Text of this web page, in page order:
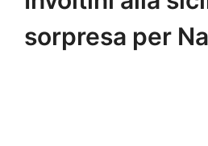
sorpresa per